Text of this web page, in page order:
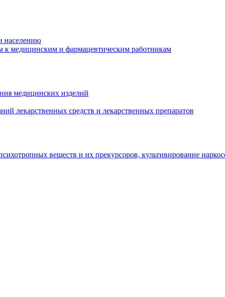
населению
к медицинским и фармацевтическим работникам
медицинских изделий
лекарственных средств и лекарственных препаратов
веществ и их прекурсоров, культивирование